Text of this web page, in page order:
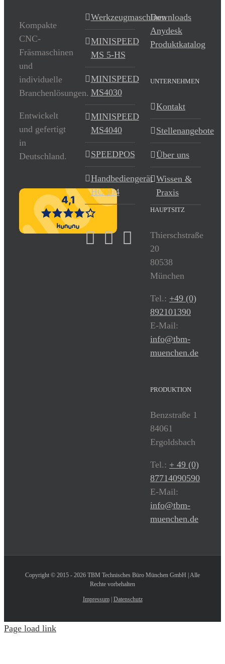
Kompakte
CNC-
Fräsmaschinen
und
individuelle
Branchenlösungen.
Entwickelt
und gefertigt
in
Deutschland.
Werkzeugmaschinen
MINISPEED
MS 5-HS
MINISPEED
MS4030
MINISPEED
MS4040
SPEEDPOS
Handbediengerät
HC 104
Downloads
Anydesk
Produktkatalog
UNTERNEHMEN
Kontakt
Stellenangebote
Über uns
Wissen &
Praxis
HAUPTSITZ
Thierschstraße
20
80538
München
Tel.: +49 (0)
892101390
E-Mail:
info@tbm-
muenchen.de
PRODUKTION
Benzstraße 1
84061
Ergoldsbach
Tel.: + 49 (0)
87714090590
E-Mail:
info@tbm-
muenchen.de
Copyright © 2015 - 2026 TBM Technisches Büro München GmbH | Alle
Rechte vorbehalten
Impressum| Datenschutz
Page load link